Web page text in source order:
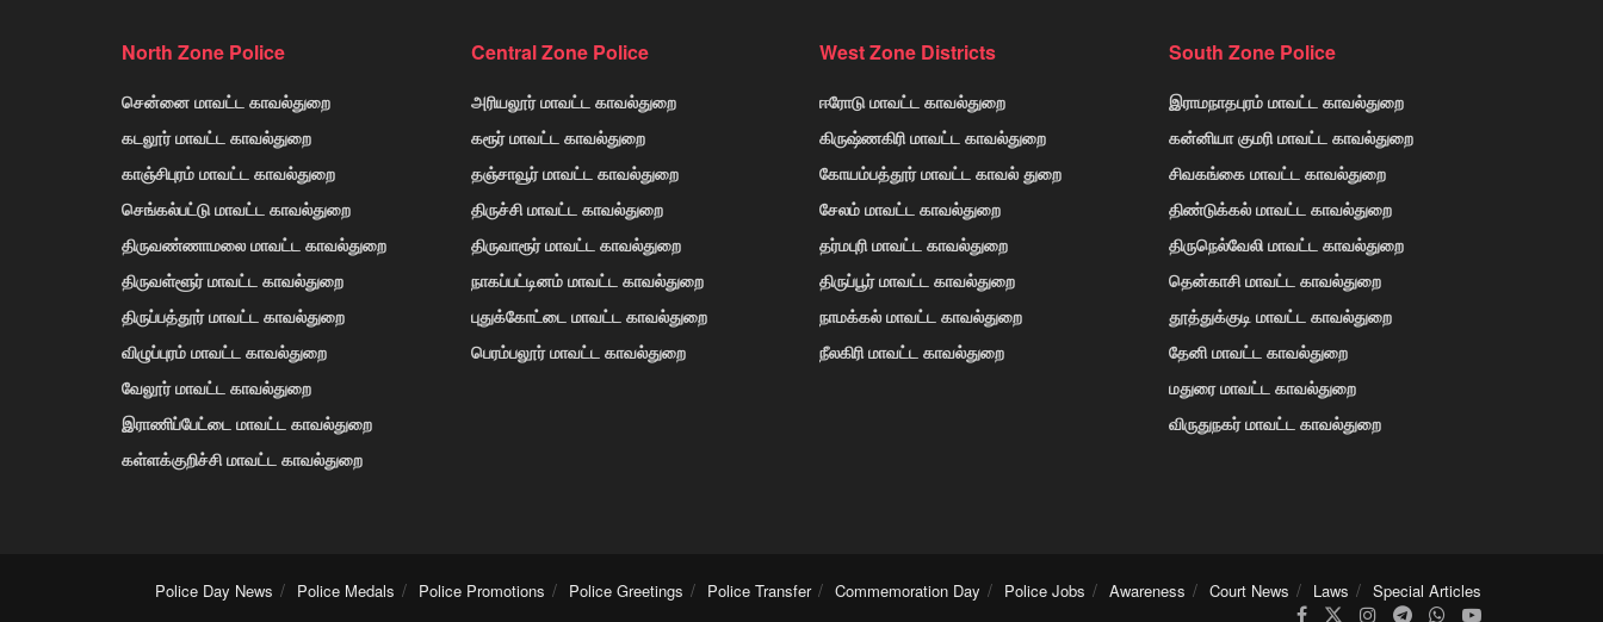
North Zone Police
சென்னை மாவட்ட காவல்துறை
கடலூர் மாவட்ட காவல்துறை
காஞ்சிபுரம் மாவட்ட காவல்துறை
செங்கல்பட்டு மாவட்ட காவல்துறை
திருவண்ணாமலை மாவட்ட காவல்துறை
திருவள்ளூர் மாவட்ட காவல்துறை
திருப்பத்தூர் மாவட்ட காவல்துறை
விழுப்புரம் மாவட்ட காவல்துறை
வேலூர் மாவட்ட காவல்துறை
இராணிப்பேட்டை மாவட்ட காவல்துறை
கள்ளக்குறிச்சி மாவட்ட காவல்துறை
Central Zone Police
அரியலூர் மாவட்ட காவல்துறை
கரூர் மாவட்ட காவல்துறை
தஞ்சாவூர் மாவட்ட காவல்துறை
திருச்சி மாவட்ட காவல்துறை
திருவாரூர் மாவட்ட காவல்துறை
நாகப்பட்டினம் மாவட்ட காவல்துறை
புதுக்கோட்டை மாவட்ட காவல்துறை
பெரம்பலூர் மாவட்ட காவல்துறை
West Zone Districts
ஈரோடு மாவட்ட காவல்துறை
கிருஷ்ணகிரி மாவட்ட காவல்துறை
கோயம்பத்தூர் மாவட்ட காவல் துறை
சேலம் மாவட்ட காவல்துறை
தர்மபுரி மாவட்ட காவல்துறை
திருப்பூர் மாவட்ட காவல்துறை
நாமக்கல் மாவட்ட காவல்துறை
நீலகிரி மாவட்ட காவல்துறை
South Zone Police
இராமநாதபுரம் மாவட்ட காவல்துறை
கன்னியா குமரி மாவட்ட காவல்துறை
சிவகங்கை மாவட்ட காவல்துறை
திண்டுக்கல் மாவட்ட காவல்துறை
திருநெல்வேலி மாவட்ட காவல்துறை
தென்காசி மாவட்ட காவல்துறை
தூத்துக்குடி மாவட்ட காவல்துறை
தேனி மாவட்ட காவல்துறை
மதுரை மாவட்ட காவல்துறை
விருதுநகர் மாவட்ட காவல்துறை
Police Day News Police Medals Police Promotions Police Greetings Police Transfer Commemoration Day Police Jobs Awareness Court News Laws Special Articles